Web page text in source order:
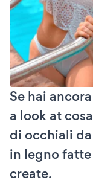
Se hai
a look at
di occhiali
in legno
create.